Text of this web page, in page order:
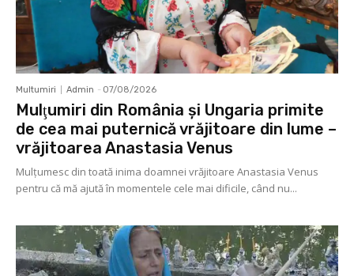
Multumiri Admin - 07/08/2026
Mulţumiri din România și Ungaria primite
de cea mai puternică vrăjitoare din lume –
vrăjitoarea Anastasia Venus
Mulţumesc din toată inima doamnei vrăjitoare Anastasia Venus
pentru că mă ajută în momentele cele mai dificile, când nu...